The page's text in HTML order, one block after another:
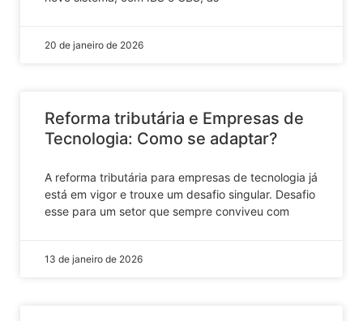
20 de janeiro de 2026
Reforma tributária e Empresas de
Tecnologia: Como se adaptar?
A reforma tributária para empresas de tecnologia já
está em vigor e trouxe um desafio singular. Desafio
esse para um setor que sempre conviveu com
13 de janeiro de 2026